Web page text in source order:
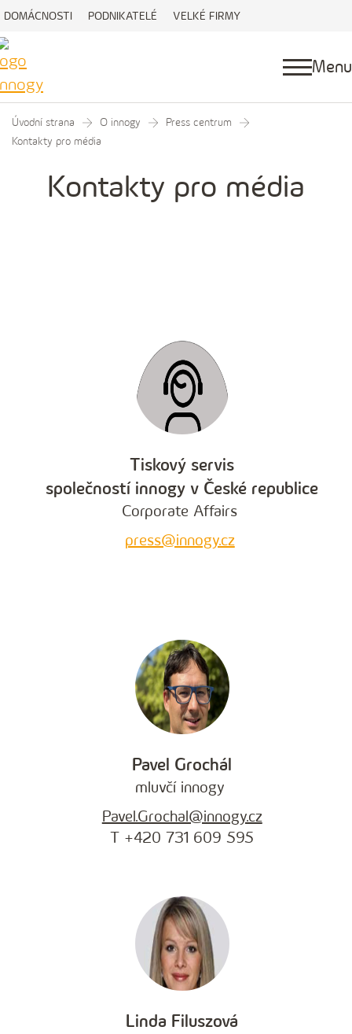
DOMÁCNOSTI PODNIKATELÉ VELKÉ FIRMY
Menu
Úvodní strana O innogy
Press centrum
Kontakty pro média
Kontakty pro média
Tiskový servis
společností innogy v České republice
Corporate Affairs
press@innogy.cz
Pavel Grochál
mluvčí innogy
Pavel.Grochal@innogy.cz
T +420 731 609 595
Linda Filuszová